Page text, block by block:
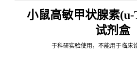
小鼠高敏甲状腺素
试剂盒
于科研实验使用，不能用于临床